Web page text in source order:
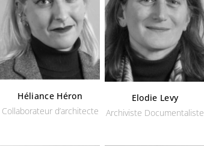
Héliance Héron
Collaborateur d’architecte
Elodie Levy
Archiviste Documentaliste